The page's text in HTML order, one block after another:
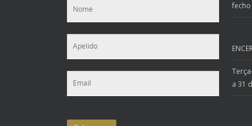
fecho
a 31